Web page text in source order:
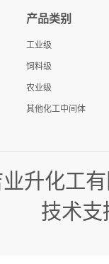
产品类别
工业级
饲料级
农业级
其他化工中间体
升化工
技术